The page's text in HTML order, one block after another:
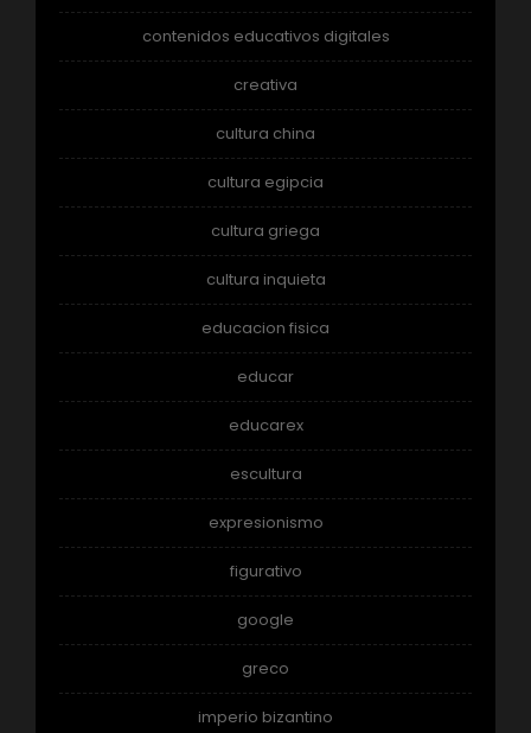
contenidos educativos digitales
creativa
cultura china
cultura egipcia
cultura griega
cultura inquieta
educacion fisica
educar
educarex
escultura
expresionismo
figurativo
google
greco
imperio bizantino